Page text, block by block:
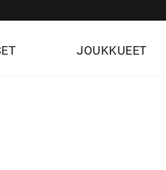
JOUKKUEET